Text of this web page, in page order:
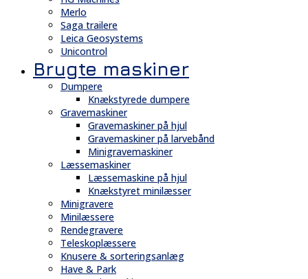
Merlo
Saga trailere
Leica Geosystems
Unicontrol
Brugte maskiner
Dumpere
Knækstyrede dumpere
Gravemaskiner
Gravemaskiner på hjul
Gravemaskiner på larvebånd
Minigravemaskiner
Læssemaskiner
Læssemaskine på hjul
Knækstyret minilæsser
Minigravere
Minilæssere
Rendegravere
Teleskoplæssere
Knusere & sorteringsanlæg
Have & Park